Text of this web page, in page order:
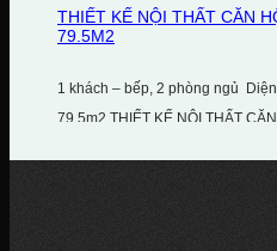
THIẾT KẾ NỘI THẤT CĂN
79.5M2
1 khách – bếp, 2 phòng ngủ
79.5m2 THIẾT KẾ NỘI THẤT